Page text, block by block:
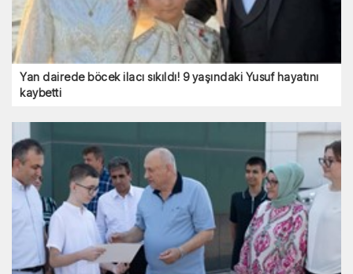
Yan dairede böcek ilacı sıkıldı! 9 yaşındaki Yusuf hayatını
kaybetti